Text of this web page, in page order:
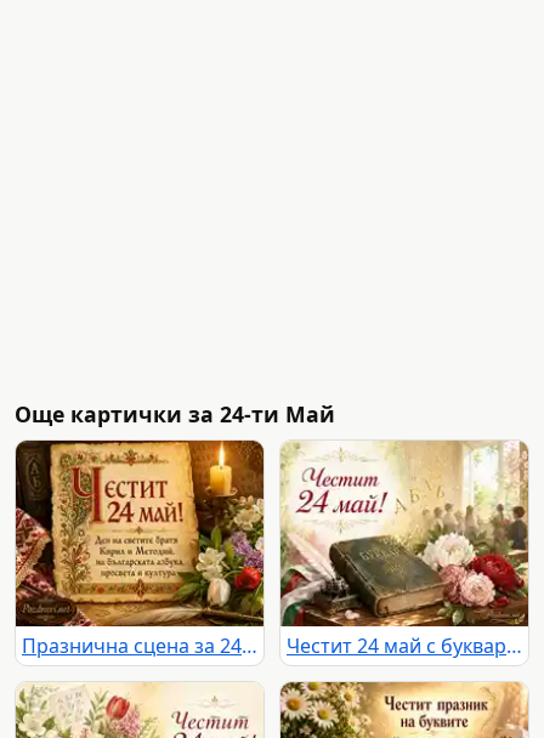
Още картички за 24-ти Май
Празнична сцена за 24 май с пергамент, кирилска инициала, свещ, книги и цветя Честит 24 май с буквар, кирилски букви, божури и светла училищна сцена